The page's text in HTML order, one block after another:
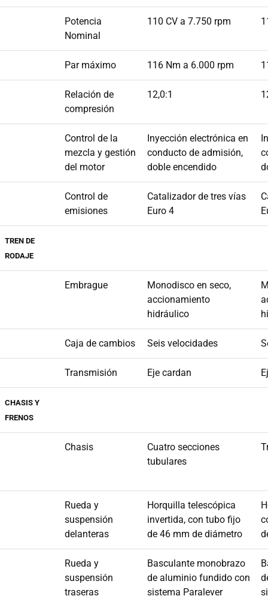
Potencia
Nominal
110 CV a 7.750 rpm
Par máximo 116 Nm a 6.000 rpm
Relación de
compresión
12,0:1
Control de la
mezcla y gestión
del motor
Inyección electrónica en
conducto de admisión,
doble encendido
Control de
emisiones
Catalizador de tres vías
Euro 4
TREN DE
RODAJE
Embrague
Monodisco en seco,
accionamiento
hidráulico
Caja de cambios Seis velocidades
Transmisión Eje cardan
CHASIS Y
FRENOS
Chasis
Cuatro secciones
tubulares
Rueda y
suspensión
delanteras
Horquilla telescópica
invertida, con tubo fijo
de 46 mm de diámetro
Rueda y
suspensión
traseras
Basculante monobrazo
de aluminio fundido con
sistema Paralever